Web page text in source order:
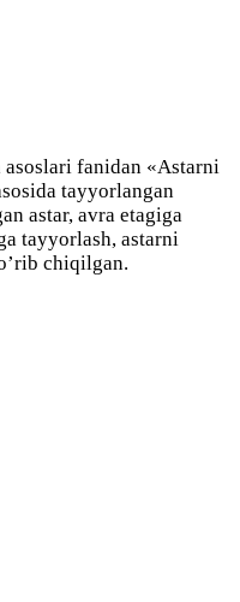
fanidan «Astarni
tayyorlangan
astar, avra etagiga
tayyorlash, astarni
chiqilgan.